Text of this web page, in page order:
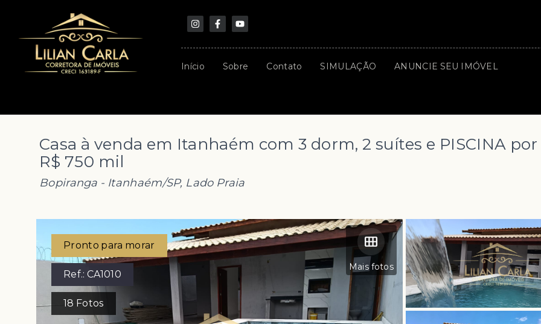
Início Sobre Contato SIMULAÇÃO ANUNCIE SEU IMÓVEL
Casa à venda em Itanhaém com 3 dorm, 2 suítes e PISCINA por
R$ 750 mil
Bopiranga - Itanhaém/SP, Lado Praia
Mais fotos
Pronto para morar
Ref.:CA1010
18 Fotos